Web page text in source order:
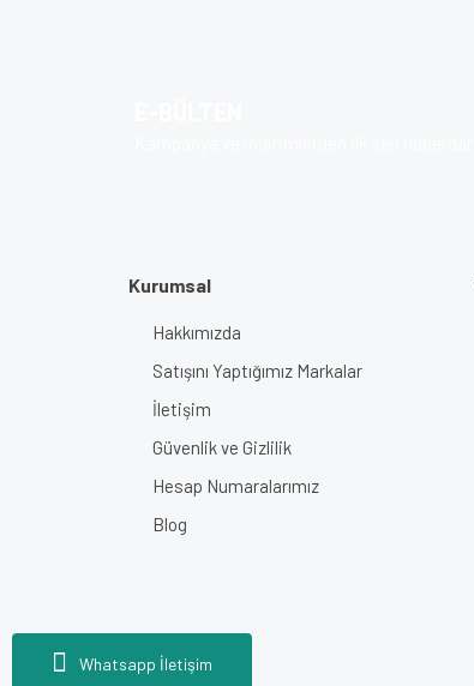
Whatsapp İletişim
Kurumsal
Hakkımızda
Satışını Yaptığımız Markalar
İletişim
Güvenlik ve Gizlilik
Hesap Numaralarımız
Blog